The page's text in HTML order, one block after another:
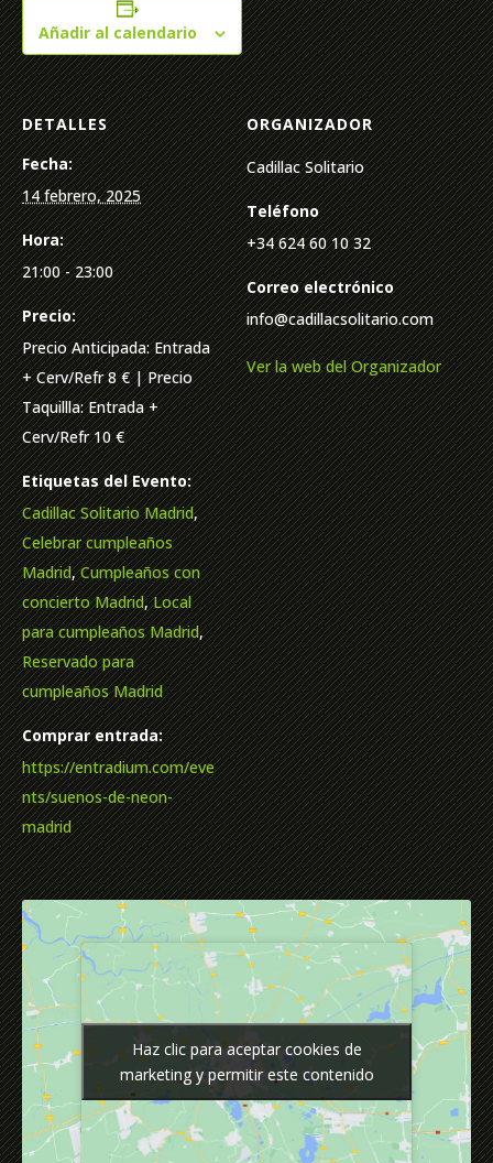
Añadir al calendario
DETALLES
Fecha:
14 febrero, 2025
Hora:
21:00 - 23:00
Precio:
Precio Anticipada: Entrada
+ Cerv/Refr 8 € | Precio
Taquillla: Entrada +
Cerv/Refr 10 €
Etiquetas del Evento:
Cadillac Solitario Madrid,
Celebrar cumpleaños
Madrid,Cumpleaños con
concierto Madrid,Local
para cumpleaños Madrid,
Reservado para
cumpleaños Madrid
Comprar entrada:
https://entradium.com/eve
nts/suenos-de-neon-
madrid
ORGANIZADOR
Cadillac Solitario
Teléfono
+34 624 60 10 32
Correo electrónico
info@cadillacsolitario.com
Ver la web del Organizador
Haz clic para aceptar cookies de
marketing y permitir este contenido
Haz clic para aceptar cookies de
marketing y permitir este contenido